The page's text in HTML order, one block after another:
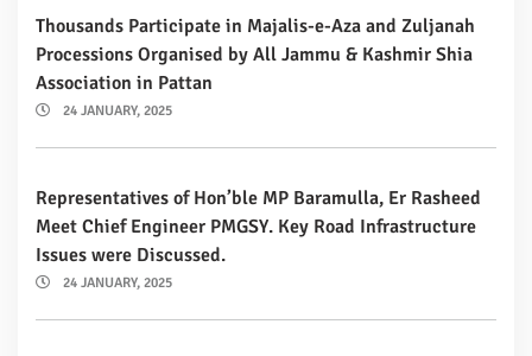
Thousands Participate in Majalis-e-Aza and Zuljanah
Processions Organised by All Jammu & Kashmir Shia
Association in Pattan
24 JANUARY, 2025
Representatives of Hon’ble MP Baramulla, Er Rasheed
Meet Chief Engineer PMGSY. Key Road Infrastructure
Issues were Discussed.
24 JANUARY, 2025